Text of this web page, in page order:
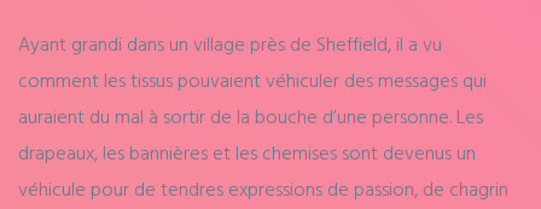
Ayant grandi dans un village près de Sheffield, il a vu
comment les tissus pouvaient véhiculer des messages qui
auraient du mal à sortir de la bouche d’une personne. Les
drapeaux, les bannières et les chemises sont devenus un
véhicule pour de tendres expressions de passion, de chagrin